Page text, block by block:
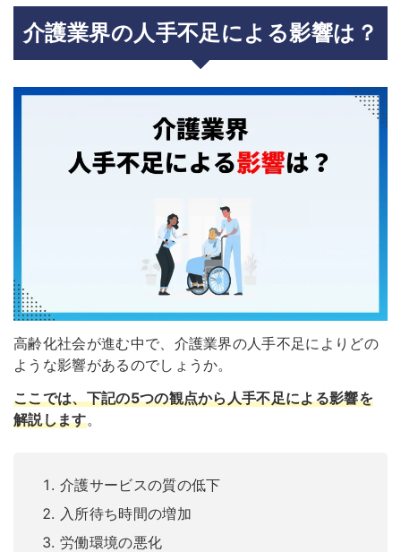
介護業界の人手不足による影響は？
高齢化社会が進む中で、介護業界の人手不足によりどの
ような影響があるのでしょうか。
ここでは、下記の5つの観点から人手不足による影響を
解説します。
介護サービスの質の低下
入所待ち時間の増加
労働環境の悪化